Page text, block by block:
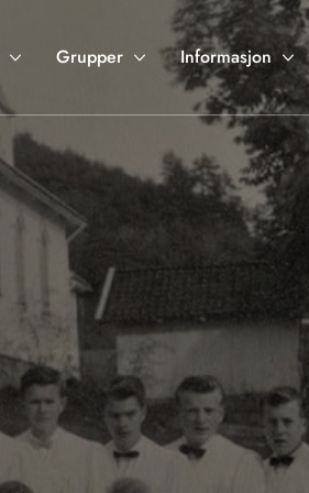
Grupper Informasjon